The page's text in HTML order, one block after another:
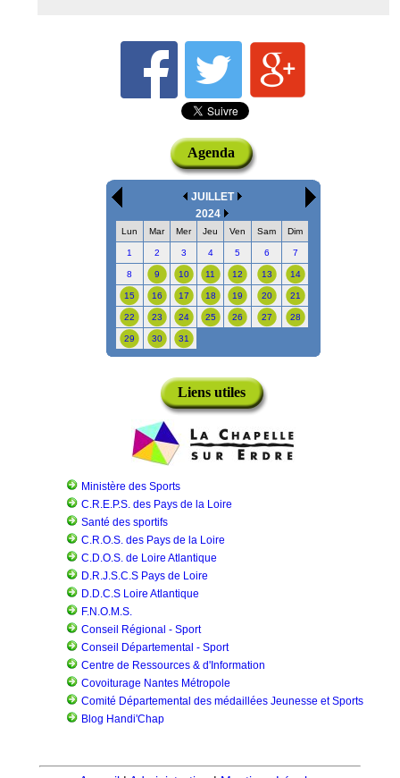
Agenda
JUILLET
2024
Lun Mar Mer Jeu Ven Sam Dim
1 2 3 4 5 6 7
8 9 10 11 12 13 14
15 16 17 18 19 20 21
22 23 24 25 26 27 28
29 30 31
Liens utiles
Ministère des Sports
C.R.E.P.S. des Pays de la Loire
Santé des sportifs
C.R.O.S. des Pays de la Loire
C.D.O.S. de Loire Atlantique
D.R.J.S.C.S Pays de Loire
D.D.C.S Loire Atlantique
F.N.O.M.S.
Conseil Régional - Sport
Conseil Départemental - Sport
Centre de Ressources & d'Information
Covoiturage Nantes Métropole
Comité Départemental des médaillées Jeunesse et Sports
Blog Handi'Chap